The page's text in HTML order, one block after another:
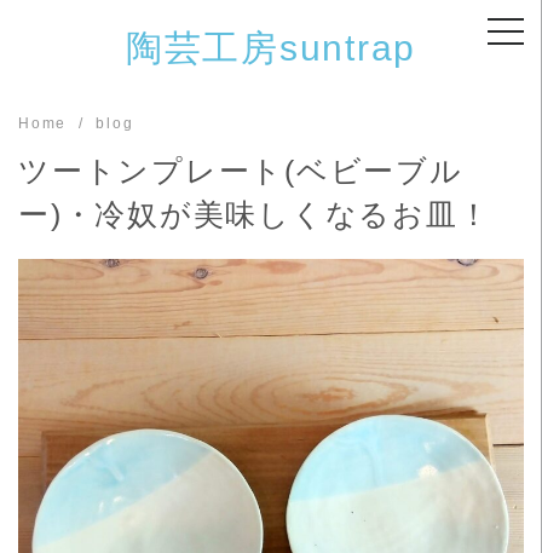
陶芸工房suntrap
Home blog
ツートンプレート(ベビーブル
ー)・冷奴が美味しくなるお皿！